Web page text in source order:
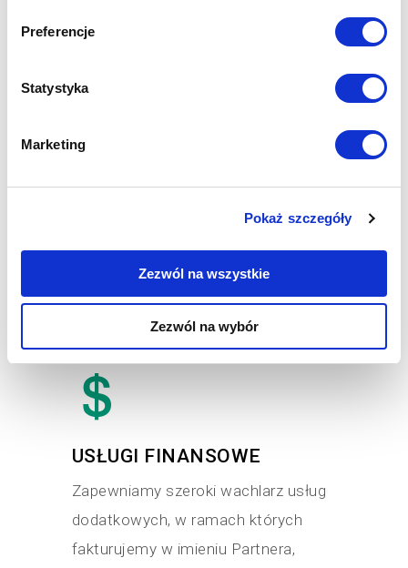
Preferencje
Statystyka
Marketing
Pokaż szczegóły
Zezwól na wszystkie
Zezwól na wybór
PRODUCENCKIE
USŁUGI FINANSOWE
Zapewniamy szeroki wachlarz usług
dodatkowych, w ramach których
fakturujemy w imieniu Partnera,